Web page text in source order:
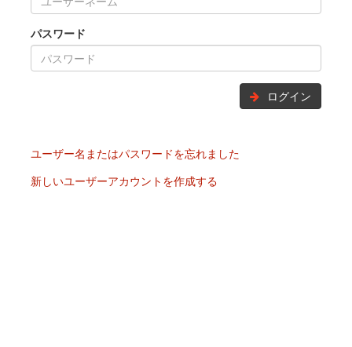
パスワード
ログイン
ユーザー名またはパスワードを忘れました
新しいユーザーアカウントを作成する